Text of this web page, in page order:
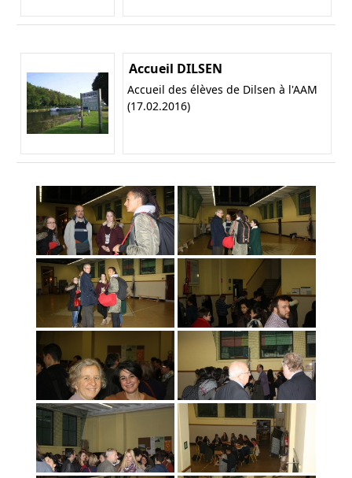
Accueil DILSEN
Accueil des élèves de Dilsen à l'AAM
(17.02.2016)